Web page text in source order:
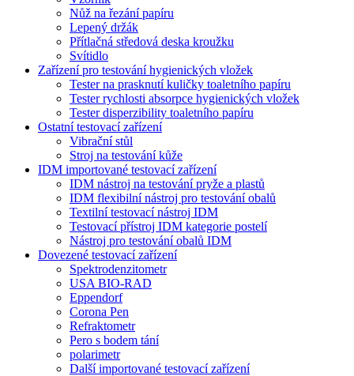
Nůž na řezání papíru
Lepený držák
Přítlačná středová deska kroužku
Svítidlo
Zařízení pro testování hygienických vložek
Tester na prasknutí kuličky toaletního papíru
Tester rychlosti absorpce hygienických vložek
Tester disperzibility toaletního papíru
Ostatní testovací zařízení
Vibrační stůl
Stroj na testování kůže
IDM importované testovací zařízení
IDM nástroj na testování pryže a plastů
IDM flexibilní nástroj pro testování obalů
Textilní testovací nástroj IDM
Testovací přístroj IDM kategorie postelí
Nástroj pro testování obalů IDM
Dovezené testovací zařízení
Spektrodenzitometr
USA BIO-RAD
Eppendorf
Corona Pen
Refraktometr
Pero s bodem tání
polarimetr
Další importované testovací zařízení